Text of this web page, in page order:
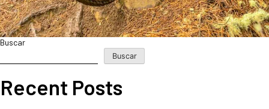
Buscar
Buscar
Recent Posts